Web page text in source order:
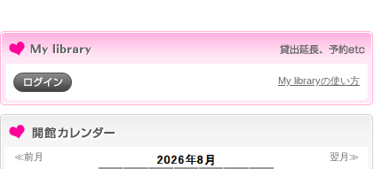
My libraryの使い方
≪前月 翌月≫